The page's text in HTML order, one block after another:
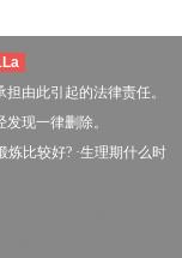
由此引起的法律责任。
现一律删除。
炼比较好? ·生理期什么时